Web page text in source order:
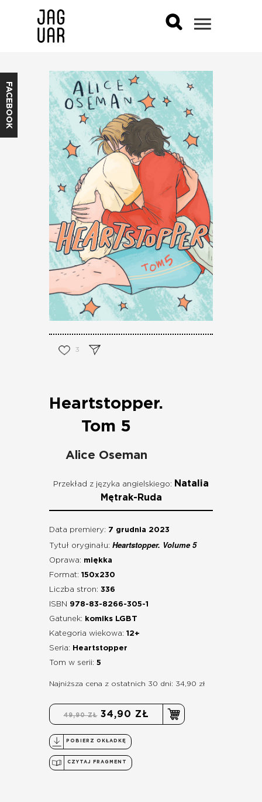
FACEBOOK
3
Heartstopper.
Tom 5
Alice Oseman
Przekład z języka angielskiego:
Natalia
Mętrak-Ruda
Data premiery: 7 grudnia 2023
Tytuł oryginału: Heartstopper. Volume 5
Oprawa: miękka
Format: 150x230
Liczba stron: 336
ISBN 978-83-8266-305-1
Gatunek:
komiks LGBT
Kategoria wiekowa: 12+
Seria:
Heartstopper
Tom w serii: 5
Najniższa cena z ostatnich 30 dni: 34,90 zł
49,90 ZŁ 34,90 ZŁ
POBIERZ OKŁADKĘ
CZYTAJ FRAGMENT